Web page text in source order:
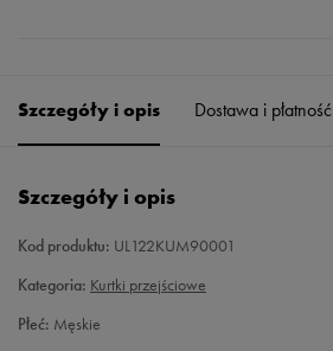
Szczegóły i opis Dostawa i płatność
Szczegóły i opis
Kod produktu: UL122KUM90001
Kategoria: Kurtki przejściowe
Płeć: Męskie